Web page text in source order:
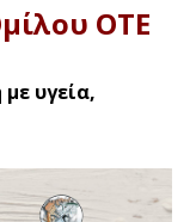
ΟΤΕ
υγεία,